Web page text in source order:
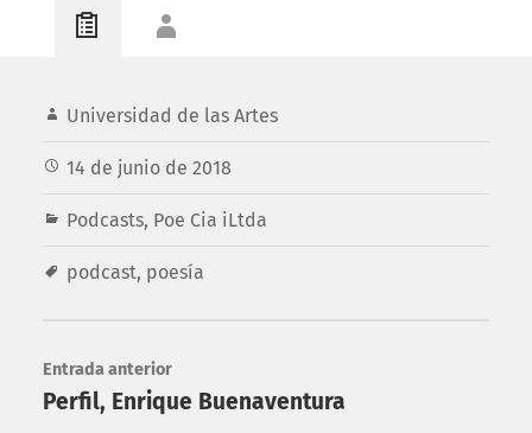
Universidad de las Artes
14 de junio de 2018
Podcasts, Poe Cia iLtda
podcast, poesía
Entrada anterior
Perfil, Enrique Buenaventura